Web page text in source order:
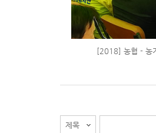
[2018] 농협 - 농